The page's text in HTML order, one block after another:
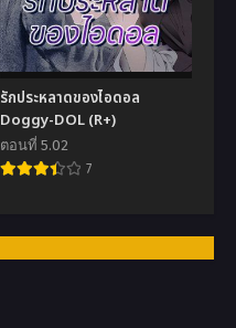
รักประหลาดของไอดอล
Doggy-DOL (R+)
ตอนที่ 5.02
7